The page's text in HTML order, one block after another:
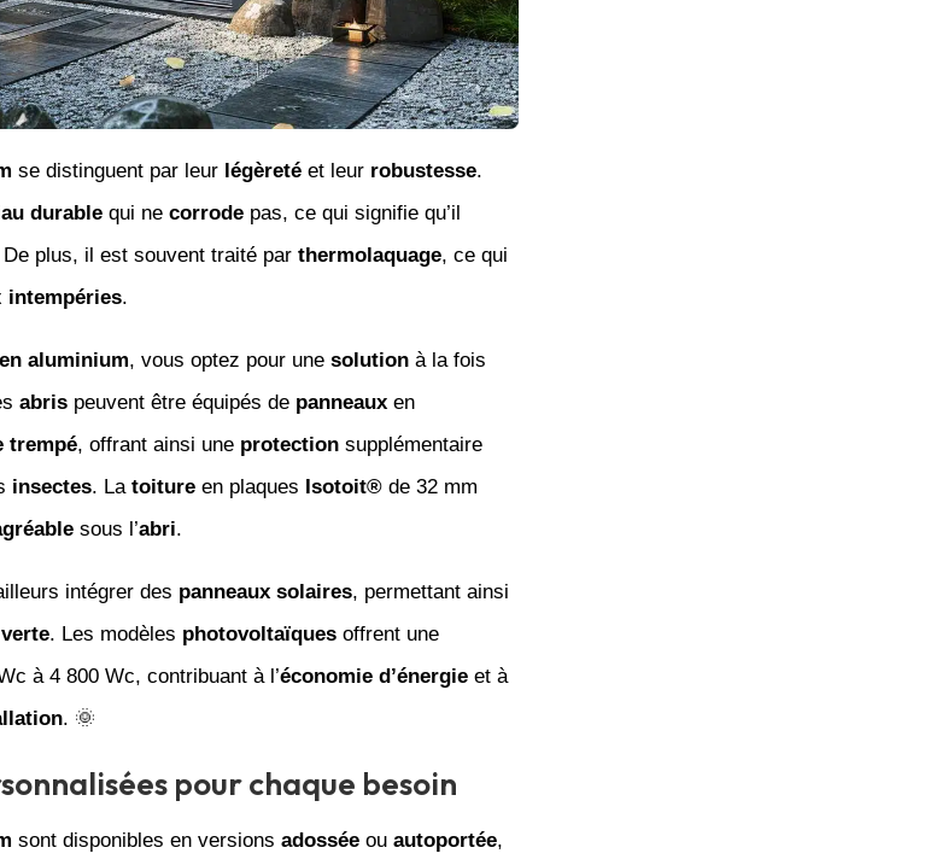
se distinguent par leur légèretéet leur robustesse.
durablequi ne corrodepas, ce qui signifie qu’il
plus, il est souvent traité par thermolaquage, ce qui
intempéries.
aluminium, vous optez pour une solutionà la fois
abrispeuvent être équipés de panneauxen
trempé, offrant ainsi une protectionsupplémentaire
insectes. La toitureen plaques Isotoit®de 32 mm
sous l’abri.
intégrer des panneaux solaires, permettant ainsi
. Les modèles photovoltaïquesoffrent une
à 4 800 Wc, contribuant à l’économie d’énergieet à
. 🌞
pour chaque besoin
sont disponibles en versions adosséeou autoportée,